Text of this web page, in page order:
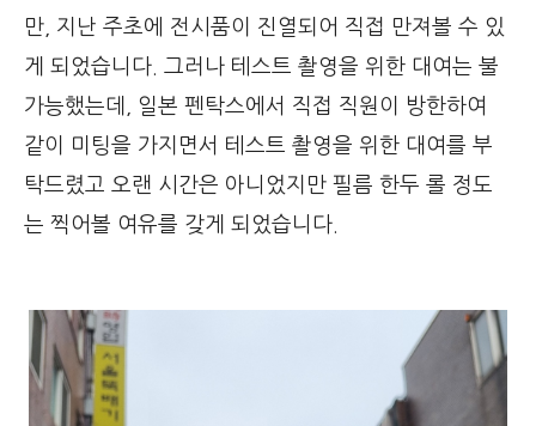
만, 지난 주초에 전시품이 진열되어 직접 만져볼 수 있
게 되었습니다. 그러나 테스트 촬영을 위한 대여는 불
가능했는데, 일본 펜탁스에서 직접 직원이 방한하여
같이 미팅을 가지면서 테스트 촬영을 위한 대여를 부
탁드렸고 오랜 시간은 아니었지만 필름 한두 롤 정도
는 찍어볼 여유를 갖게 되었습니다.